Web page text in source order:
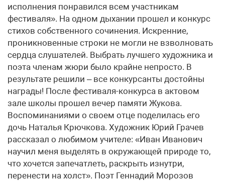
исполнения понравился всем участникам
фестиваля». На одном дыхании прошел и конкурс
стихов собственного сочинения. Искренние,
проникновенные строки не могли не взволновать
сердца слушателей. Выбрать лучшего художника и
поэта членам жюри было крайне непросто. В
результате решили – все конкурсанты достойны
награды! После фестиваля-конкурса в актовом
зале школы прошел вечер памяти Жукова.
Воспоминаниями о своем отце поделилась его
дочь Наталья Крючкова. Художник Юрий Грачев
рассказал о любимом учителе: «Иван Иванович
научил меня выделять в окружающей природе то,
что хочется запечатлеть, раскрыть изнутри,
перенести на холст». Поэт Геннадий Морозов